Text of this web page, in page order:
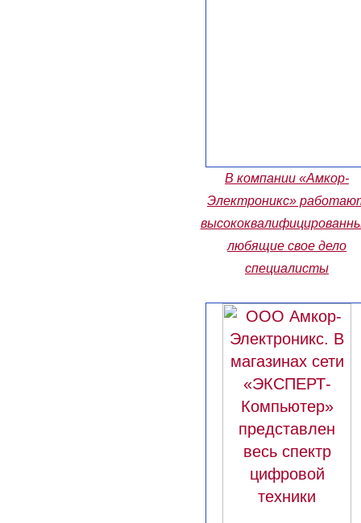
В компании «Амкор-
Электроникс»
любящие свое дело
специалисты